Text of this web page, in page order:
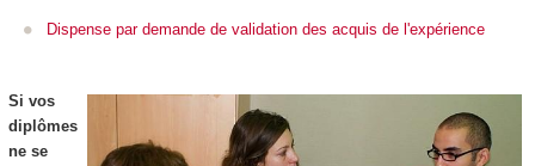
Dispense par demande de validation des acquis de l'expérience
Si vos
diplômes
ne se